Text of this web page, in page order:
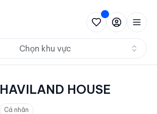
Chọn khu vực
HAVILAND HOUSE
Cá nhân